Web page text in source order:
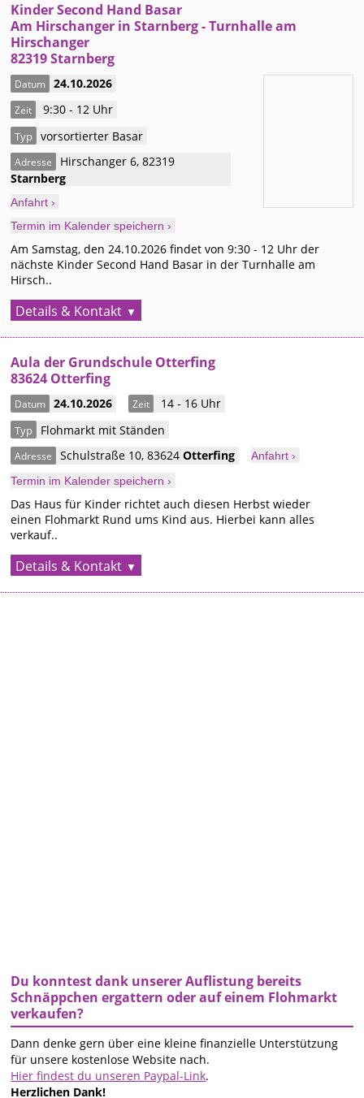
Kinder Second Hand Basar
Am Hirschanger in Starnberg - Turnhalle am
Hirschanger
82319 Starnberg
Datum 24.10.2026
Zeit 9:30 - 12 Uhr
Typ vorsortierter Basar
Adresse Hirschanger 6,82319
Starnberg
Anfahrt ›
Termin im Kalender speichern ›
Am Samstag, den 24.10.2026 findet von 9:30 - 12 Uhr der
nächste Kinder Second Hand Basar in der Turnhalle am
Hirsch..
Details & Kontakt
Aula der Grundschule Otterfing
83624 Otterfing
Datum 24.10.2026 Zeit 14 - 16 Uhr
Typ Flohmarkt mit Ständen
Adresse Schulstraße 10,83624Otterfing
Anfahrt ›
Termin im Kalender speichern ›
Das Haus für Kinder richtet auch diesen Herbst wieder
einen Flohmarkt Rund ums Kind aus. Hierbei kann alles
verkauf..
Details & Kontakt
Du konntest dank unserer Auflistung bereits
Schnäppchen ergattern oder auf einem Flohmarkt
verkaufen?
Dann denke gern über eine kleine finanzielle Unterstützung
für unsere kostenlose Website nach.
Hier findest du unseren Paypal-Link.
Herzlichen Dank!